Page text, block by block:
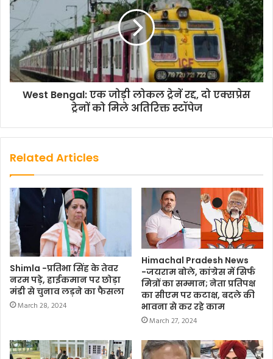
e
b
o
o
t
t
e
r
a
t
s
A
p
p
a
i
l
p
y
L
i
n
k
a
r
e
West Bengal: एक जोड़ी लोकल ट्रेनें रद्द, दो एक्सप्रेस
ट्रेनों को मिले अतिरिक्त स्टॉपेज
Related Articles
Shimla -प्रतिभा सिंह के तेवर
नरम पड़े, हाईकमान पर छोड़ा
मंडी से चुनाव लड़ने का फैसला
March 28, 2024
Himachal Pradesh News
-जयराम बोले, कांग्रेस में सिर्फ
मित्रों का सम्मान; नेता प्रतिपक्ष
का सीएम पर कटाक्ष, बदले की
भावना से कर रहे काम
March 27, 2024